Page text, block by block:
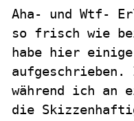
Aha- und Wtf-
so frisch wie
habe hier einige
aufgeschrieben.
während ich an
die